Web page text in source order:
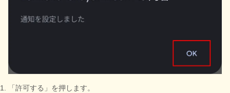
「許可する」を押します。